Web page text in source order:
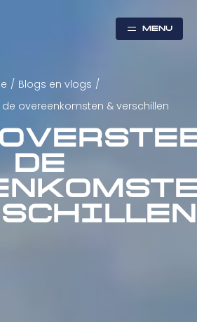
MENU
/ Blogs en vlogs /
overeenkomsten & verschillen
DE